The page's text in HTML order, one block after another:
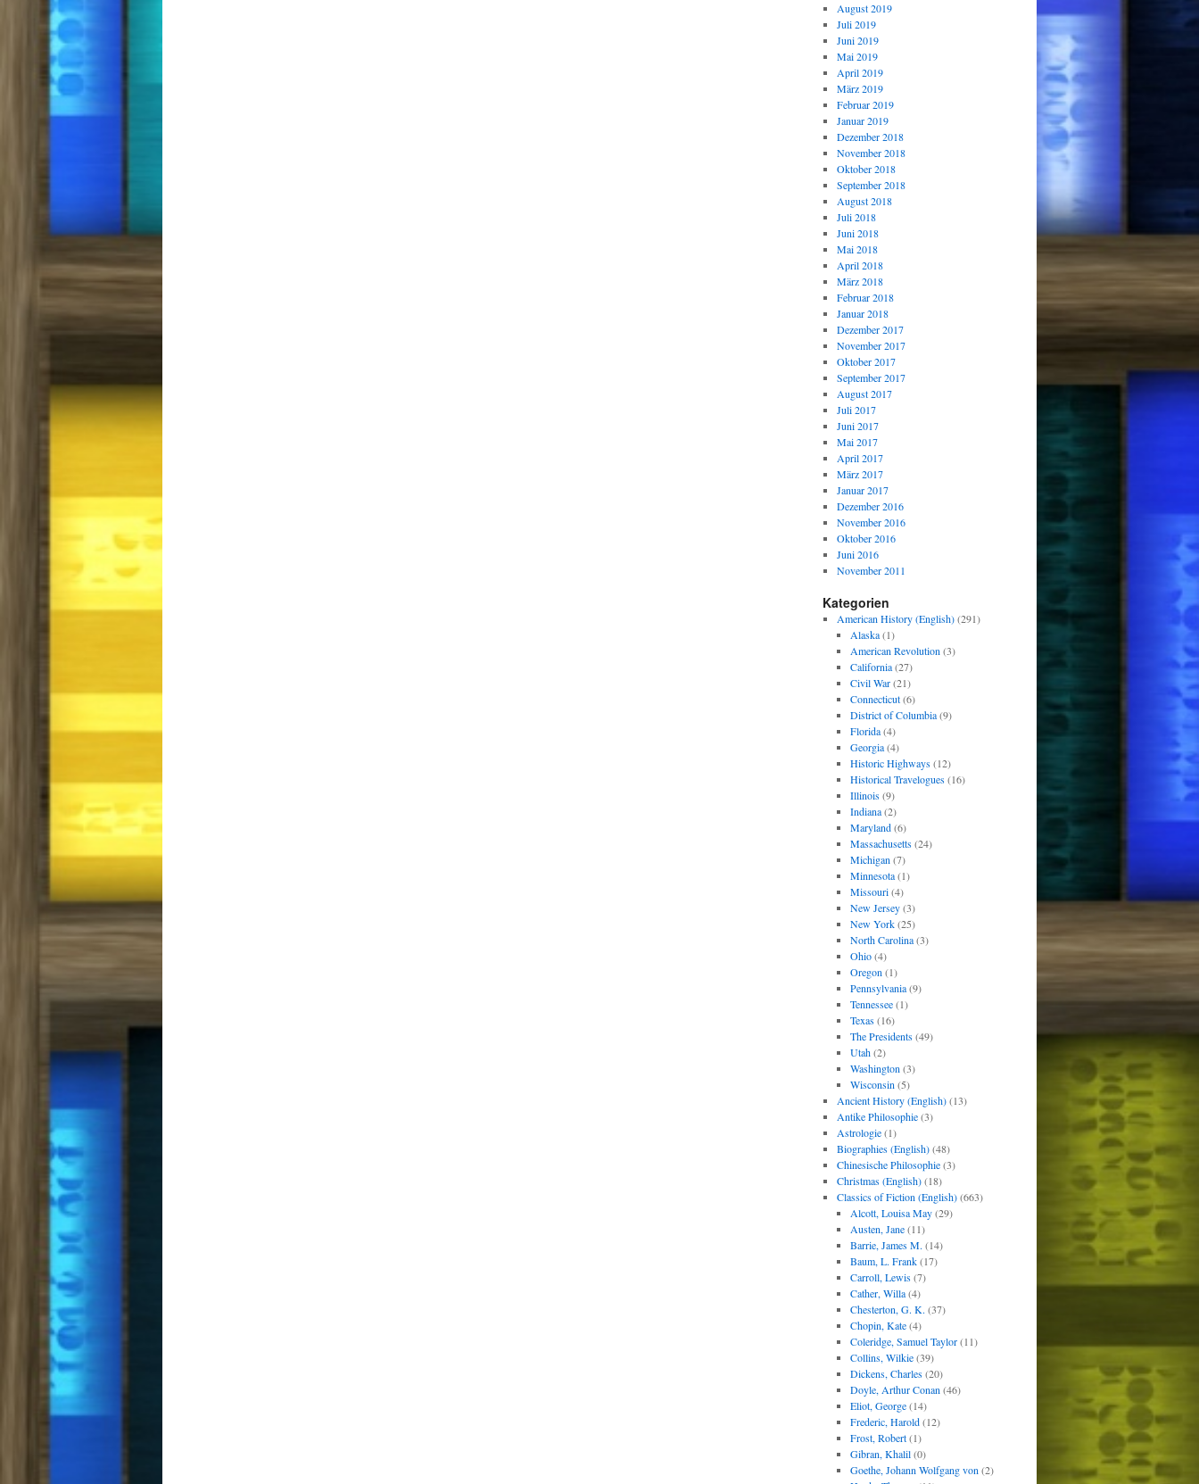
August 2019
Juli 2019
Juni 2019
Mai 2019
April 2019
März 2019
Februar 2019
Januar 2019
Dezember 2018
November 2018
Oktober 2018
September 2018
August 2018
Juli 2018
Juni 2018
Mai 2018
April 2018
März 2018
Februar 2018
Januar 2018
Dezember 2017
November 2017
Oktober 2017
September 2017
August 2017
Juli 2017
Juni 2017
Mai 2017
April 2017
März 2017
Januar 2017
Dezember 2016
November 2016
Oktober 2016
Juni 2016
November 2011
Kategorien
American History (English)(291)
Alaska(1)
American Revolution (3)
California(27)
Civil War(21)
Connecticut(6)
District of Columbia(9)
Florida(4)
Georgia(4)
Historic Highways(12)
Historical Travelogues(16)
Illinois(9)
Indiana(2)
Maryland(6)
Massachusetts(24)
Michigan (7)
Minnesota(1)
Missouri(4)
New Jersey(3)
New York(25)
North Carolina(3)
Ohio(4)
Oregon (1)
Pennsylvania(9)
Tennessee(1)
Texas(16)
The Presidents(49)
Utah(2)
Washington (3)
Wisconsin (5)
Ancient History (English)(13)
Antike Philosophie(3)
Astrologie(1)
Biographies (English)(48)
Chinesische Philosophie(3)
Christmas (English)(18)
Classics of Fiction (English)(663)
Alcott, Louisa May(29)
Austen, Jane(11)
Barrie, James M. (14)
Baum, L. Frank(17)
Carroll, Lewis(7)
Cather, Willa(4)
Chesterton, G. K. (37)
Chopin, Kate(4)
Coleridge, Samuel Taylor(11)
Collins, Wilkie(39)
Dickens, Charles(20)
Doyle, Arthur Conan (46)
Eliot, George(14)
Frederic, Harold(12)
Frost, Robert(1)
Gibran, Khalil(0)
Goethe, Johann Wolfgang von (2)